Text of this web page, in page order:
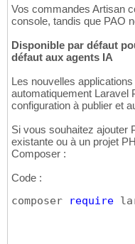
Vos commandes Artisan
console, tandis que PAO
Disponible par défaut
défaut aux agents IA
Les nouvelles
automatiquement Laravel
configuration à publier et
Si vous souhaitez ajouter
existante ou à un projet
Composer :
Code :
composer require